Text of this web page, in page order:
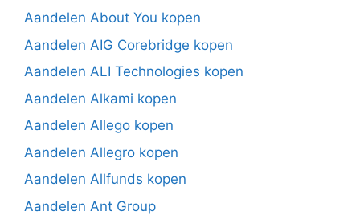
Aandelen About You kopen
Aandelen AIG Corebridge kopen
Aandelen ALI Technologies kopen
Aandelen Alkami kopen
Aandelen Allego kopen
Aandelen Allegro kopen
Aandelen Allfunds kopen
Aandelen Ant Group